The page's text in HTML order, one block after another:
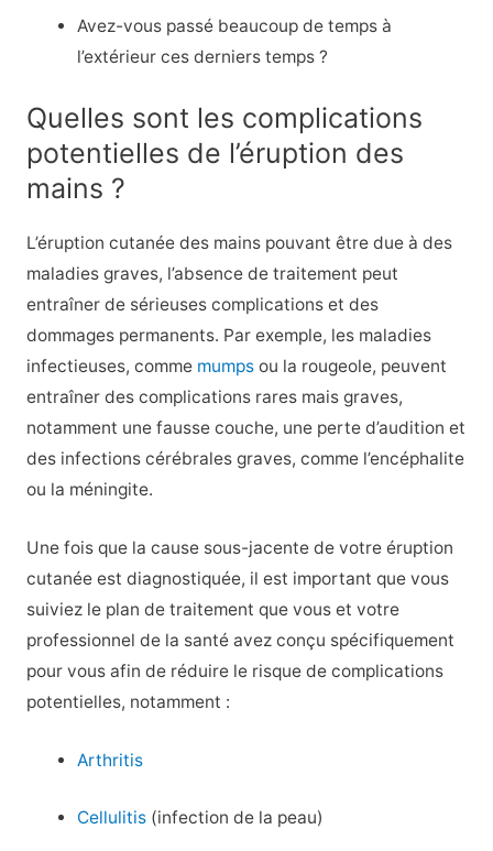
Avez-vous passé beaucoup de temps à
l’extérieur ces derniers temps ?
Quelles sont les complications
potentielles de l’éruption des
mains ?
L’éruption cutanée des mains pouvant être due à des
maladies graves, l’absence de traitement peut
entraîner de sérieuses complications et des
dommages permanents. Par exemple, les maladies
infectieuses, comme mumpsou la rougeole, peuvent
entraîner des complications rares mais graves,
notamment une fausse couche, une perte d’audition et
des infections cérébrales graves, comme l’encéphalite
ou la méningite.
Une fois que la cause sous-jacente de votre éruption
cutanée est diagnostiquée, il est important que vous
suiviez le plan de traitement que vous et votre
professionnel de la santé avez conçu spécifiquement
pour vous afin de réduire le risque de complications
potentielles, notamment :
Arthritis
Cellulitis (infection de la peau)